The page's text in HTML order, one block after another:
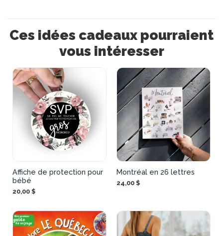
Ces idées cadeaux pourraient
vous intéresser
Affiche de protection pour
bébé
20,00 $
Montréal en 26 lettres
24,00 $